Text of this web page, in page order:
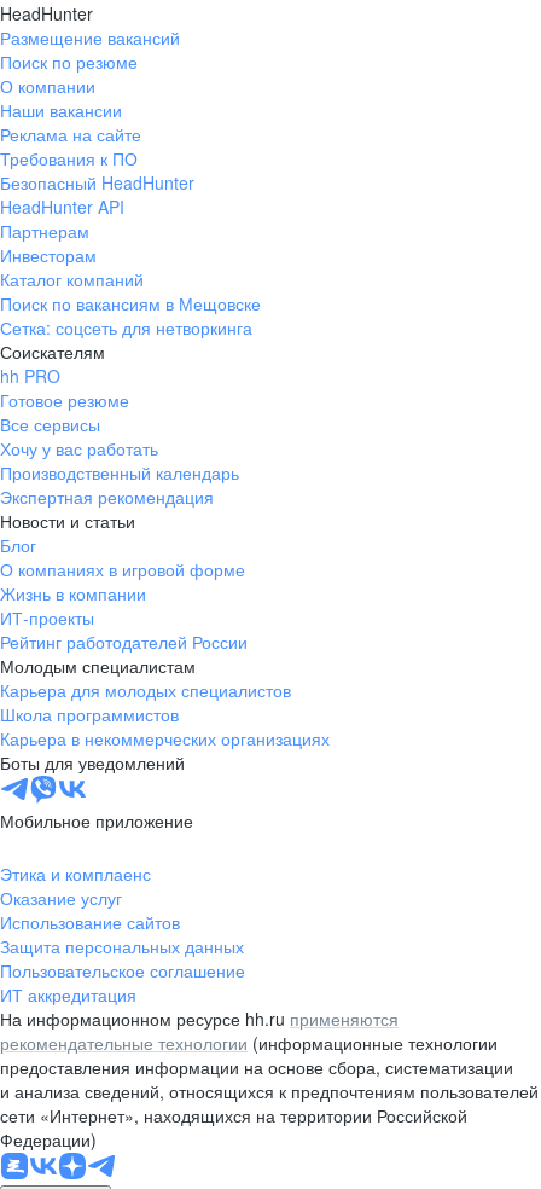
HeadHunter
Размещение вакансий
Поиск по резюме
О компании
Наши вакансии
Реклама на сайте
Требования к ПО
Безопасный HeadHunter
HeadHunter API
Партнерам
Инвесторам
Каталог компаний
Поиск по вакансиям в Мещовске
Сетка: соцсеть для нетворкинга
Соискателям
hh PRO
Готовое резюме
Все сервисы
Хочу у вас работать
Производственный календарь
Экспертная рекомендация
Новости и статьи
Блог
О компаниях в игровой форме
Жизнь в компании
ИТ-проекты
Рейтинг работодателей России
Молодым специалистам
Карьера для молодых специалистов
Школа программистов
Карьера в некоммерческих организациях
Боты для уведомлений
Мобильное приложение
Этика и комплаенс
Оказание услуг
Использование сайтов
Защита персональных данных
Пользовательское соглашение
ИТ аккредитация
На информационном ресурсе hh.ru применяются
рекомендательные технологии (информационные технологии
предоставления информации на основе сбора, систематизации
и анализа сведений, относящихся к предпочтениям пользователей
сети «Интернет», находящихся на территории Российской
Федерации)